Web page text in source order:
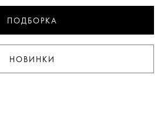
ПОДБОРКА
НОВИНКИ